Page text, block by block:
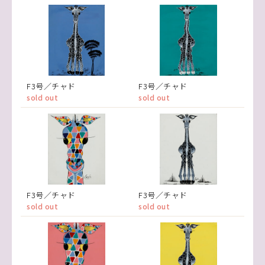
F3号／チャド
sold out
F3号／チャド
sold out
F3号／チャド
sold out
F3号／チャド
sold out